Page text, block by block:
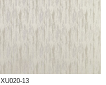
XU020-13